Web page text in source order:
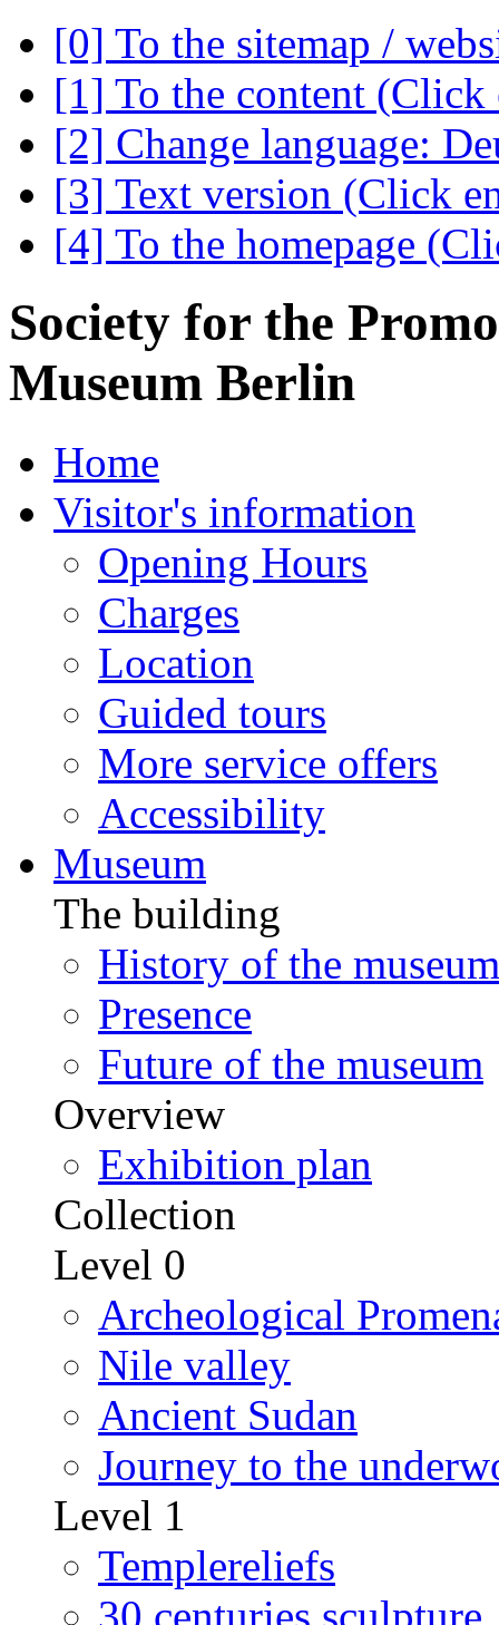
[0] To the sitemap /
[1] To the content (Click
[2] Change language:
[3] Text version (Click
[4] To the homepage
Society for the
Museum Berlin
Home
Visitor's information
Opening Hours
Charges
Location
Guided tours
More service offers
Accessibility
Museum
The building
History of the museum
Presence
Future of the museum
Overview
Exhibition plan
Collection
Level 0
Archeological
Nile valley
Ancient Sudan
Journey to the
Level 1
Templereliefs
30 centuries sculpture